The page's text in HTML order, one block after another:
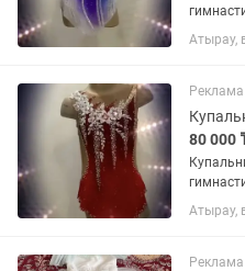
Атырау,
Реклама
80 000
Атырау,
Реклама